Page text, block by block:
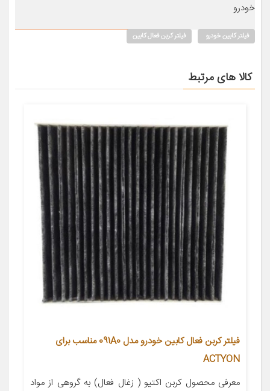
خودرو
فیلتر کابین خودرو فیلتر کربن فعال کابین
کالا های مرتبط
فیلتر کربن فعال کابین خودرو مدل 091A0 مناسب برای
ACTYON
معرفی محصول کربن اکتیو ( زغال فعال) به گروهی از مواد